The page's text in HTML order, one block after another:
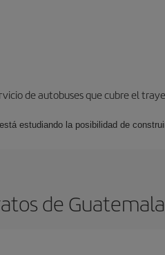
de autobuses que cubre el
estudiando la posibilidad de
de